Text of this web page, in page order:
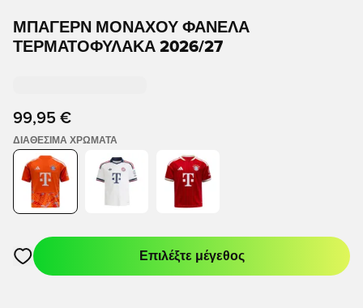
ΜΠΆΓΕΡΝ ΜΟΝΆΧΟΥ ΦΑΝΈΛΑ
ΤΕΡΜΑΤΟΦΎΛΑΚΑ 2026/27
99,95 €
ΔΙΑΘΈΣΙΜΑ ΧΡΏΜΑΤΑ
Ανοίγει ένα Modal για να συνδεθείτε ή να εγγραφείτε ως
Επιλέξτε μέγεθος